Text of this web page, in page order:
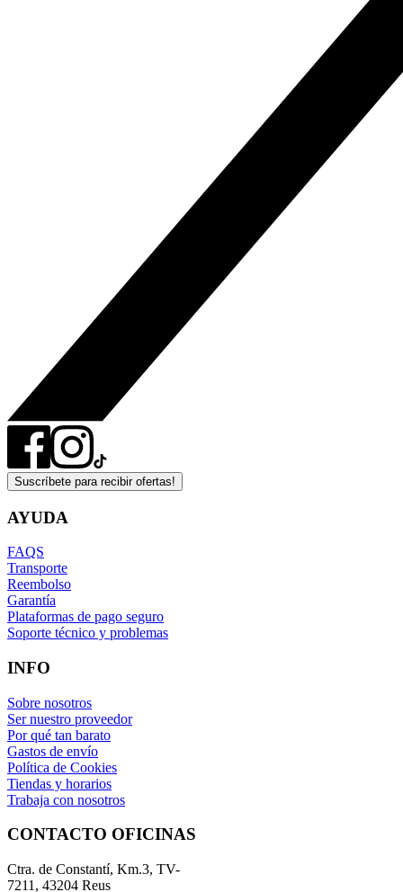
Suscríbete para recibir ofertas!
AYUDA
FAQS
Transporte
Reembolso
Garantía
Plataformas de pago seguro
Soporte técnico y problemas
INFO
Sobre nosotros
Ser nuestro proveedor
Por qué tan barato
Gastos de envío
Política de Cookies
Tiendas y horarios
Trabaja con nosotros
CONTACTO OFICINAS
Ctra. de Constantí, Km.3, TV-
7211, 43204 Reus